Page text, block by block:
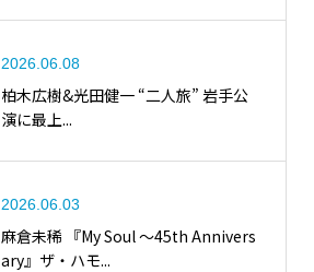
2026.06.08
柏木広樹&光田健一 “二人旅” 岩手公
演に最上...
2026.06.03
麻倉未稀 『My Soul ～45th Annivers
ary』ザ・ハモ...